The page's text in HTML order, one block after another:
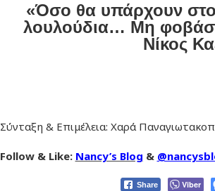
«Όσο θα υπάρχουν
λουλούδια… Μη
Νίκος
Σύνταξη & Επιμέλεια: Χαρά
Follow & Like: Nancy’s Blog &
Share Viber